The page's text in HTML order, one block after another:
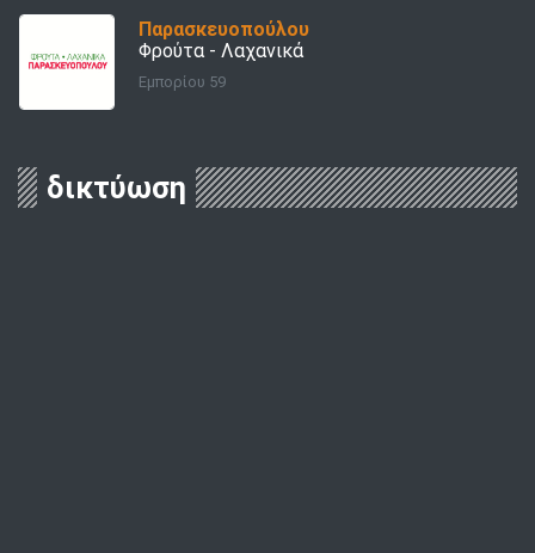
Παρασκευοπούλου
Φρούτα - Λαχανικά
Εμπορίου 59
δικτύωση